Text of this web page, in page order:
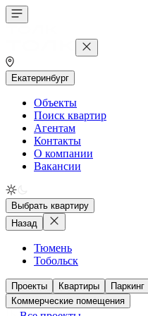
Екатеринбург
Объекты
Поиск квартир
Агентам
Контакты
О компании
Вакансии
Выбрать квартиру
Назад
Тюмень
Тобольск
Проекты Квартиры Паркинг
Коммерческие помещения